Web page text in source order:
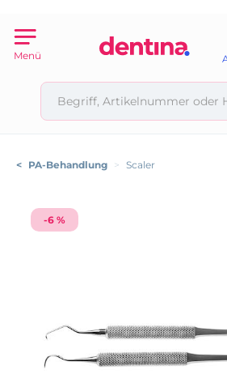
Menü
< PA-Behandlung > Scaler
-6 %